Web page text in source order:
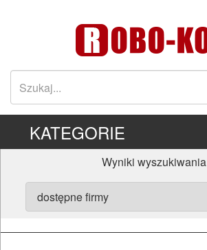
KATEGORIE
Wyniki wyszukiwania